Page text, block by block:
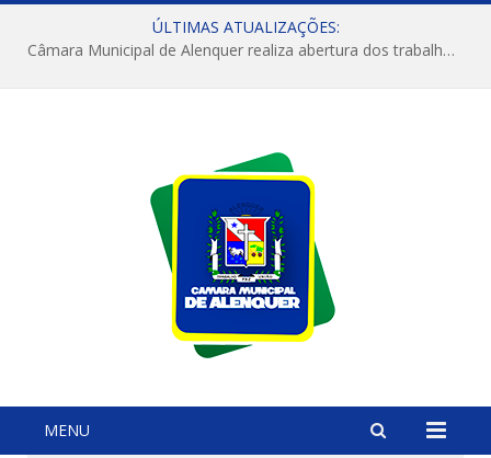
ÚLTIMAS ATUALIZAÇÕES:
Câmara Municipal de Alenquer realiza abertura dos trabalhos do 4º Período Legislativo
MENU